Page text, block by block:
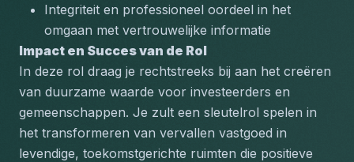
Integriteit en professioneel oordeel in het
omgaan met vertrouwelijke informatie
Impact en Succes van de Rol
In deze rol draag je rechtstreeks bij aan het creëren
van duurzame waarde voor investeerders en
gemeenschappen. Je zult een sleutelrol spelen in
het transformeren van vervallen vastgoed in
levendige, toekomstgerichte ruimten die positieve